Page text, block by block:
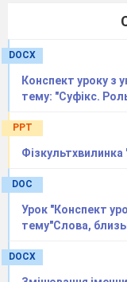
DOCX
Конспект уроку з
тему: "Суфікс.
PPT
Фізкультхвилинка
DOC
Урок "Конспект
тему"Слова,
DOCX